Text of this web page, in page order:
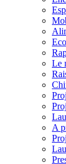
Le
A